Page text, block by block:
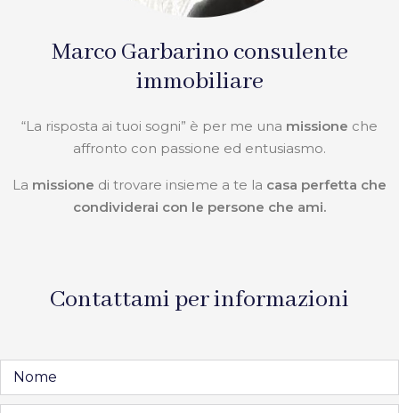
Marco Garbarino consulente
immobiliare
“La risposta ai tuoi sogni” è per me una missione che
affronto con passione ed entusiasmo.
La missione di trovare insieme a te la casa perfetta che
condividerai con le persone che ami.
Contattami per informazioni